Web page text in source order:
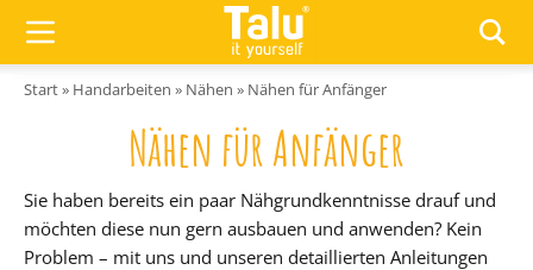
Start» Handarbeiten » Nähen » Nähen für Anfänger
Nähen für Anfänger
Sie haben bereits ein paar Nähgrundkenntnisse drauf und
möchten diese nun gern ausbauen und anwenden? Kein
Problem – mit uns und unseren detaillierten Anleitungen